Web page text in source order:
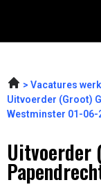
Vacatures
Uitvoerder (Groot)
Westminster 01-06-
Uitvoerder